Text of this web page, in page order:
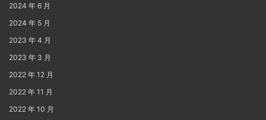
2024 年 6 月
2024 年 5 月
2023 年 4 月
2023 年 3 月
2022 年 12 月
2022 年 11 月
2022 年 10 月